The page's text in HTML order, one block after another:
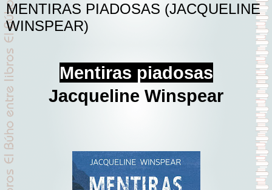
MENTIRAS PIADOSAS (JACQUELINE
WINSPEAR)
Mentiras piadosas
Jacqueline Winspear